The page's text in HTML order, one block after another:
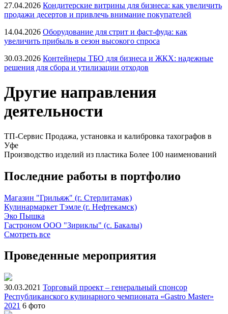
27.04.2026 Кондитерские витрины для бизнеса: как увеличить
продажи десертов и привлечь внимание покупателей
14.04.2026 Оборудование для стрит и фаст-фуда: как
увеличить прибыль в сезон высокого спроса
30.03.2026 Контейнеры ТБО для бизнеса и ЖКХ: надежные
решения для сбора и утилизации отходов
Другие направления
деятельности
ТП-Сервис Продажа, установка и калибровка тахографов в
Уфе
Производство изделий из пластика Более 100 наименований
Последние работы в портфолио
Магазин "Грильяж" (г. Стерлитамак)
Кулинармаркет Тэмле (г. Нефтекамск)
Эко Пышка
Гастроном ООО "Зириклы" (с. Бакалы)
Смотреть все
Проведенные мероприятия
30.03.2021 Торговый проект – генеральный спонсор
Республиканского кулинарного чемпионата «Gastro Master»
2021 6 фото